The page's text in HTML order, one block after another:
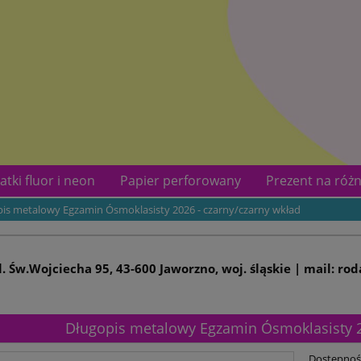
fluor i neon Papier perforowany
Prezent na
Kontakt
metalowy Egzamin Ósmoklasisty 2026 - czarny/czarny wkład
Św.Wojciecha 95, 43-600 Jaworzno, woj. śląskie | mail:
Długopis metalowy Egzamin Ósmoklasisty